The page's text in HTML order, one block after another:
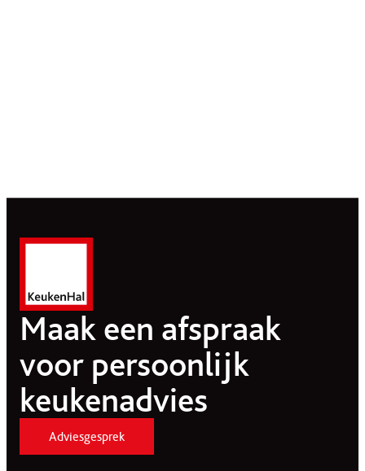
Maak een afspraak
voor persoonlijk
keukenadvies
Adviesgesprek